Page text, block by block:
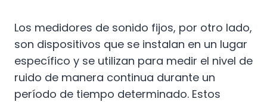
Los medidores de sonido fijos, por otro lado,
son dispositivos que se instalan en un lugar
específico y se utilizan para medir el nivel de
ruido de manera continua durante un
período de tiempo determinado. Estos